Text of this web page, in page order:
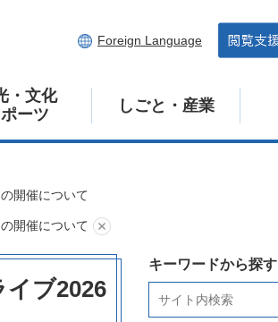
Foreign Language
・文化
ーツ
しごと・産業
開催について
開催について
イブ2026
キーワードから探す